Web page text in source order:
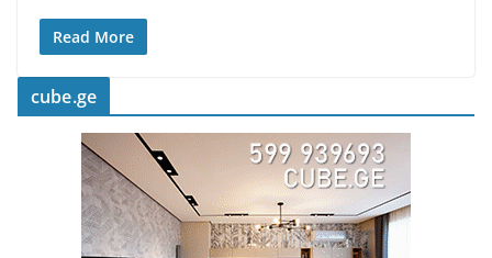
Read More
cube.ge